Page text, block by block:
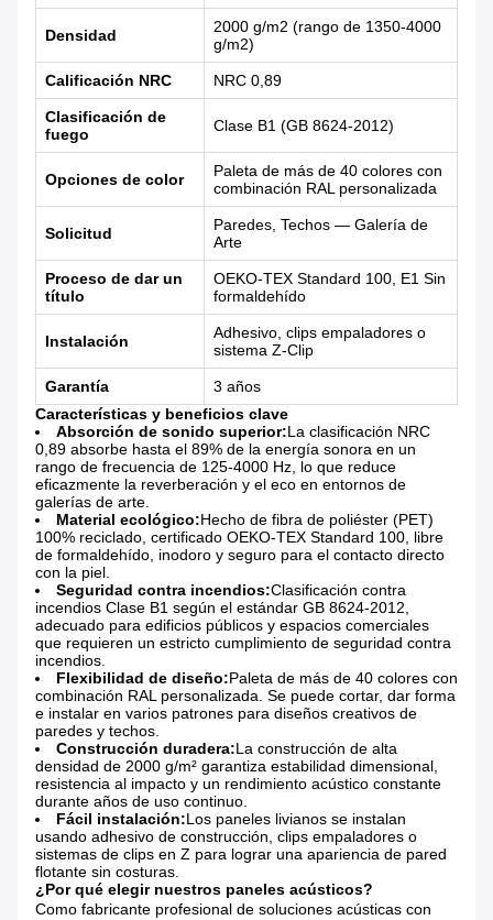
Densidad
2000 g/m2 (rango de 1350-4000
g/m2)
Calificación NRC NRC 0,89
Clasificación de
fuego
Clase B1 (GB 8624-2012)
Opciones de color
Paleta de más de 40 colores con
combinación RAL personalizada
Solicitud
Paredes, Techos — Galería de
Arte
Proceso de dar un
título
OEKO-TEX Standard 100, E1 Sin
formaldehído
Instalación
Adhesivo, clips empaladores o
sistema Z-Clip
Garantía
3 años
Características y beneficios clave
Absorción de sonido superior:La clasificación NRC
0,89 absorbe hasta el 89% de la energía sonora en un
rango de frecuencia de 125-4000 Hz, lo que reduce
eficazmente la reverberación y el eco en entornos de
galerías de arte.
Material ecológico:Hecho de fibra de poliéster (PET)
100% reciclado, certificado OEKO-TEX Standard 100, libre
de formaldehído, inodoro y seguro para el contacto directo
con la piel.
Seguridad contra incendios:Clasificación contra
incendios Clase B1 según el estándar GB 8624-2012,
adecuado para edificios públicos y espacios comerciales
que requieren un estricto cumplimiento de seguridad contra
incendios.
Flexibilidad de diseño:Paleta de más de 40 colores con
combinación RAL personalizada. Se puede cortar, dar forma
e instalar en varios patrones para diseños creativos de
paredes y techos.
Construcción duradera:La construcción de alta
densidad de 2000 g/m² garantiza estabilidad dimensional,
resistencia al impacto y un rendimiento acústico constante
durante años de uso continuo.
Fácil instalación:Los paneles livianos se instalan
usando adhesivo de construcción, clips empaladores o
sistemas de clips en Z para lograr una apariencia de pared
flotante sin costuras.
¿Por qué elegir nuestros paneles acústicos?
Como fabricante profesional de soluciones acústicas con